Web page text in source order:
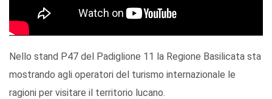
Nello stand P47 del Padiglione 11 la Regione Basilicata sta
mostrando agli operatori del turismo internazionale le
ragioni per visitare il territorio lucano.